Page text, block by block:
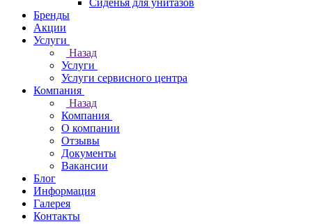
Сиденья для унитазов
Бренды
Акции
Услуги
Назад
Услуги
Услуги сервисного центра
Компания
Назад
Компания
О компании
Отзывы
Документы
Вакансии
Блог
Информация
Галерея
Контакты